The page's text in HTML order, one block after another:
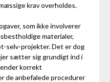
krav overholdes.
som ikke involverer
materialer,
selv-projekter. Det er dog
sætter sig grundigt ind i
korrekt
de anbefalede procedurer